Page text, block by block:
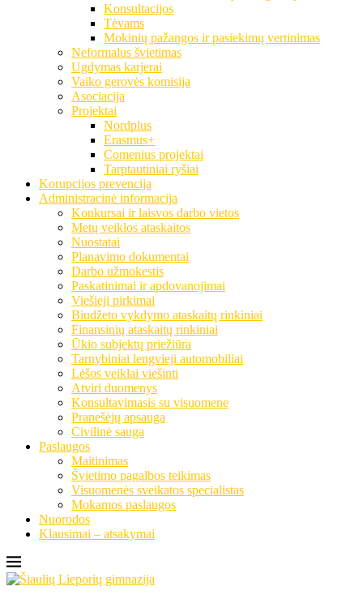
Konsultacijos
Tėvams
Mokinių pažangos ir pasiekimų vertinimas
Neformalus švietimas
Ugdymas karjerai
Vaiko gerovės komisija
Asociacija
Projektai
Nordplus
Erasmus+
Comenius projektai
Tarptautiniai ryšiai
Korupcijos prevencija
Administracinė informacija
Konkursai ir laisvos darbo vietos
Metų veiklos ataskaitos
Nuostatai
Planavimo dokumentai
Darbo užmokestis
Paskatinimai ir apdovanojimai
Viešieji pirkimai
Biudžeto vykdymo ataskaitų rinkiniai
Finansinių ataskaitų rinkiniai
Ūkio subjektų priežiūra
Tarnybiniai lengvieji automobiliai
Lėšos veiklai viešinti
Atviri duomenys
Konsultavimasis su visuomene
Pranešėjų apsauga
Civilinė sauga
Paslaugos
Maitinimas
Švietimo pagalbos teikimas
Visuomenės sveikatos specialistas
Mokamos paslaugos
Nuorodos
Klausimai – atsakymai